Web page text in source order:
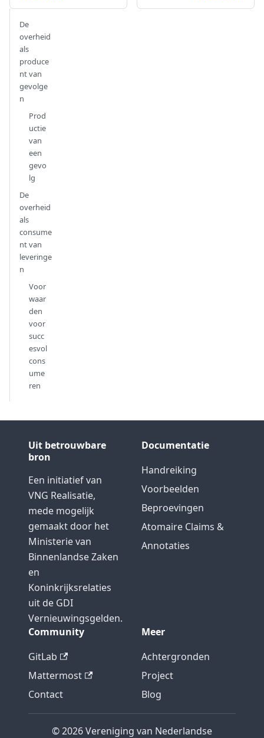
De
overheid
als
produce
nt van
gevolge
n
Prod
uctie
van
een
gevo
lg
De
overheid
als
consume
nt van
leveringe
n
Voor
waar
den
voor
succ
esvol
cons
ume
ren
Uit betrouwbare
bron
Een initiatief van
VNG Realisatie,
mede mogelijk
gemaakt door het
Ministerie van
Binnenlandse Zaken
en
Koninkrijksrelaties
uit de GDI
Vernieuwingsgelden.
Documentatie
Handreiking
Voorbeelden
Beproevingen
Atomaire Claims &
Annotaties
Community
GitLab
Mattermost
Contact
Meer
Achtergronden
Project
Blog
© 2026 Vereniging van Nederlandse